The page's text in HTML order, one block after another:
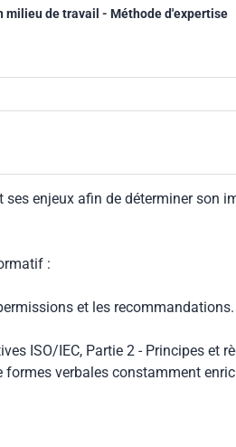
milieu de travail - Méthode d'expertise
ses enjeux afin de déterminer son
:
et les recommandations.
ISO/IEC, Partie 2 - Principes et
formes verbales constamment